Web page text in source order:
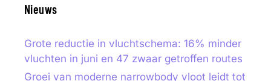
Nieuws
Grote reductie in vluchtschema: 16% minder
vluchten in juni en 47 zwaar getroffen routes
Groei van moderne narrowbody vloot leidt tot